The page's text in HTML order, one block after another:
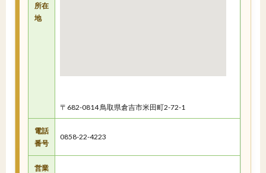
所在
地
〒682-0814 鳥取県倉吉市米田町2-72-1
電話
番号
0858-22-4223
営業